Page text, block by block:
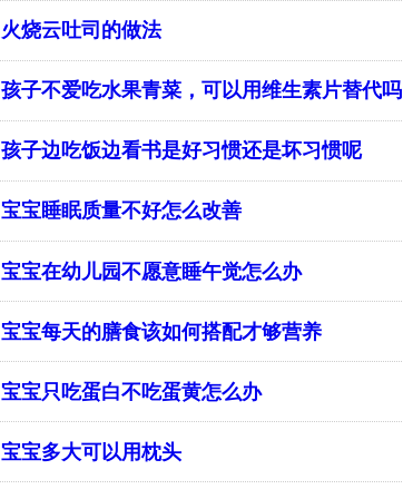
火烧云吐司的做法
孩子不爱吃水果青菜，可以用维生素片替代吗
孩子边吃饭边看书是好习惯还是坏习惯呢
宝宝睡眠质量不好怎么改善
宝宝在幼儿园不愿意睡午觉怎么办
宝宝每天的膳食该如何搭配才够营养
宝宝只吃蛋白不吃蛋黄怎么办
宝宝多大可以用枕头